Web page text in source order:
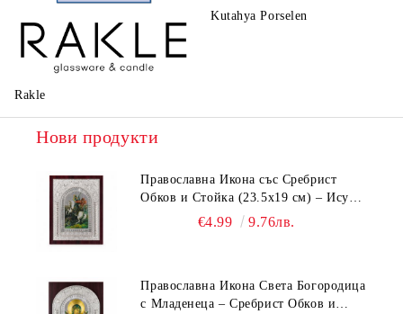
La Reine Kutahya Porselen
Rakle
Нови продукти
Православна Икона със Сребрист
Обков и Стойка (23.5х19 см) – Исус
Христос, Св. Георги, Св. Николай
€4.99 9.76лв.
Православна Икона Света Богородица
с Младенеца – Сребрист Обков и